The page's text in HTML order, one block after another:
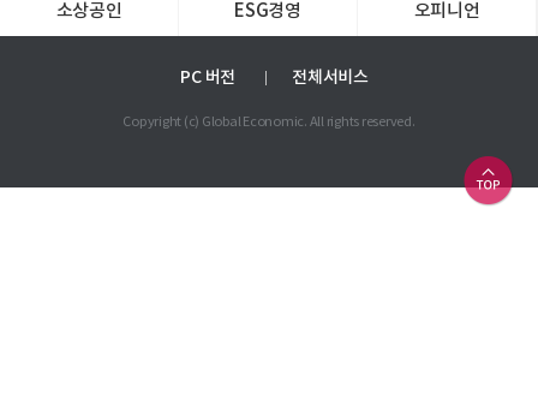
소상공인 ESG경영 오피니언
PC 버전 전체서비스
Copyright (c) Global Economic. All rights reserved.